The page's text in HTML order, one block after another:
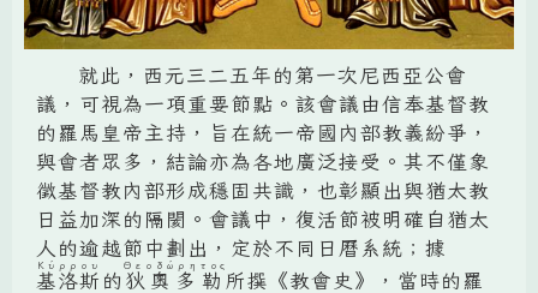
就此，西元三二五年的第一次尼西亞公會
議，可視為一項重要節點。該會議由信奉基督教
的羅馬皇帝主持，旨在統一帝國內部教義紛爭，
與會者眾多，結論亦為各地廣泛接受。其不僅象
徵基督教內部形成穩固共識，也彰顯出與猶太教
日益加深的隔閡。會議中，復活節被明確自猶太
人的逾越節中劃出，定於不同日曆系統；據
基洛斯
Κύρρου
的 狄奧多勒
Θεοδώρητος
所撰《教會史》，當時的羅